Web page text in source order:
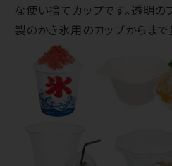
な使い捨てカップです。透明の
製のかき氷用のカップからま